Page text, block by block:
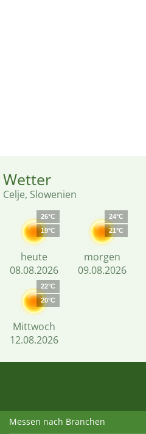
Wetter
Celje, Slowenien
26°C
19°C
heute
08.08.2026
24°C
21°C
morgen
09.08.2026
22°C
20°C
Mittwoch
12.08.2026
Messen nach Branchen